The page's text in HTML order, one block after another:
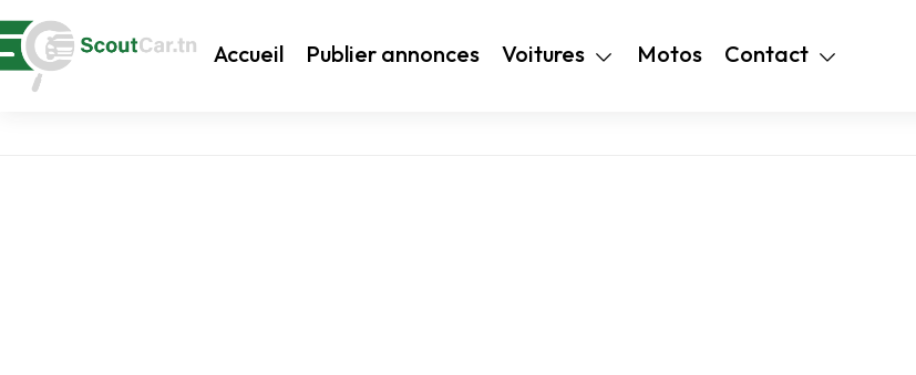
Accueil Publier annonces Voitures Motos Contact